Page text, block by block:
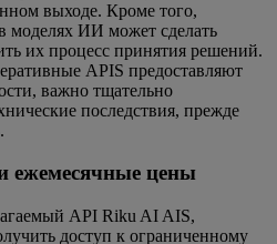
выходе. Кроме того,
моделях ИИ может сделать
их процесс принятия решений.
APIS предоставляют
важно тщательно
последствия, прежде
ежемесячные цены
API Riku AI AIS,
доступ к ограниченному